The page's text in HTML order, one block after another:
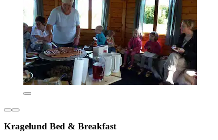
Kragelund Bed & Breakfast